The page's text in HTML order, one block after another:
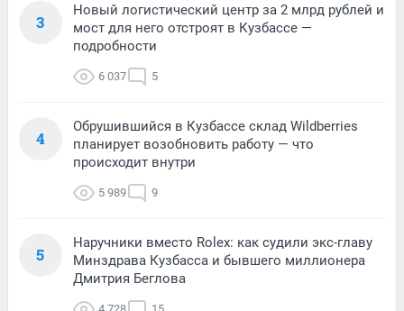
3
Новый логистический центр за 2 млрд рублей и
мост для него отстроят в Кузбассе —
подробности
6 037 5
4
Обрушившийся в Кузбассе склад Wildberries
планирует возобновить работу — что
происходит внутри
5 989 9
5
Наручники вместо Rolex: как судили экс-главу
Минздрава Кузбасса и бывшего миллионера
Дмитрия Беглова